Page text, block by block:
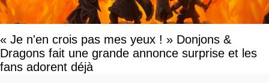
« Je n'en crois pas mes yeux ! » Donjons &
Dragons fait une grande annonce surprise et les
fans adorent déjà